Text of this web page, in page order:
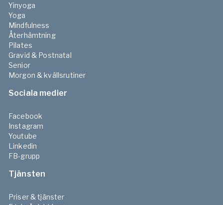
Yinyoga
Yoga
Mindfulness
Återhämtning
Pilates
Gravid & Postnatal
Senior
Morgon & kvällsrutiner
Sociala medier
Facebook
Instagram
Youtube
Linkedin
FB-grupp
Tjänsten
Priser & tjänster